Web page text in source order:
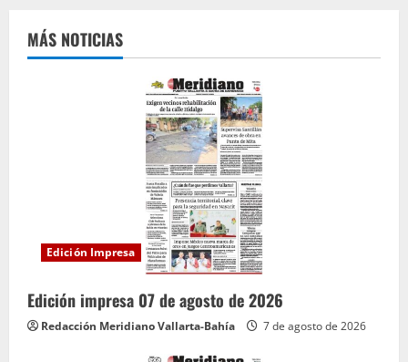
MÁS NOTICIAS
Edición Impresa
Edición impresa 07 de agosto de 2026
Redacción Meridiano Vallarta-Bahía 7 de agosto de 2026